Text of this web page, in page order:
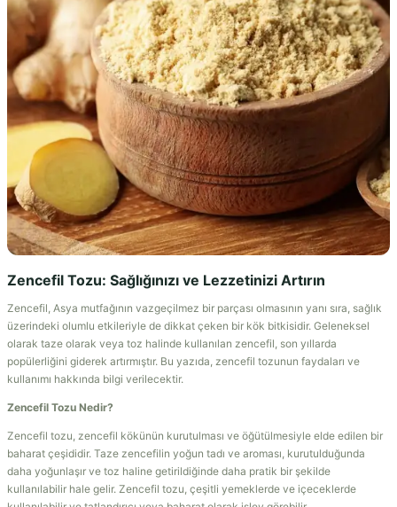
Zencefil Tozu: Sağlığınızı ve Lezzetinizi Artırın
Zencefil, Asya mutfağının vazgeçilmez bir parçası olmasının yanı sıra, sağlık
üzerindeki olumlu etkileriyle de dikkat çeken bir kök bitkisidir. Geleneksel
olarak taze olarak veya toz halinde kullanılan zencefil, son yıllarda
popülerliğini giderek artırmıştır. Bu yazıda, zencefil tozunun faydaları ve
kullanımı hakkında bilgi verilecektir.
Zencefil Tozu Nedir?
Zencefil tozu, zencefil kökünün kurutulması ve öğütülmesiyle elde edilen bir
baharat çeşididir. Taze zencefilin yoğun tadı ve aroması, kurutulduğunda
daha yoğunlaşır ve toz haline getirildiğinde daha pratik bir şekilde
kullanılabilir hale gelir. Zencefil tozu, çeşitli yemeklerde ve içeceklerde